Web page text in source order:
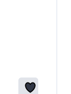
Heilung